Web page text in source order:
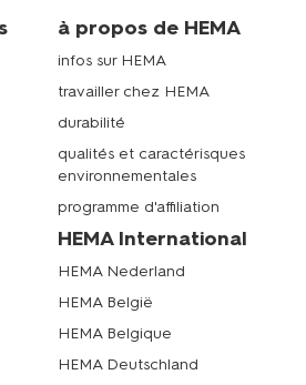
à propos de HEMA
infos sur HEMA
travailler chez HEMA
durabilité
qualités et caractérisques
environnementales
programme d'affiliation
HEMA International
HEMA Nederland
HEMA België
HEMA Belgique
HEMA Deutschland